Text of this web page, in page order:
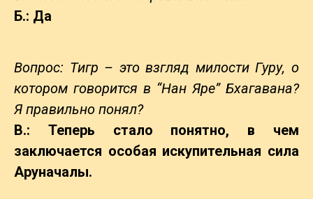
Б.: Да
Вопрос: Тигр – это взгляд милости Гуру, о
котором говорится в “Нан Яре” Бхагавана?
Я правильно понял?
В.: Теперь стало понятно, в чем
заключается особая искупительная сила
Аруначалы.